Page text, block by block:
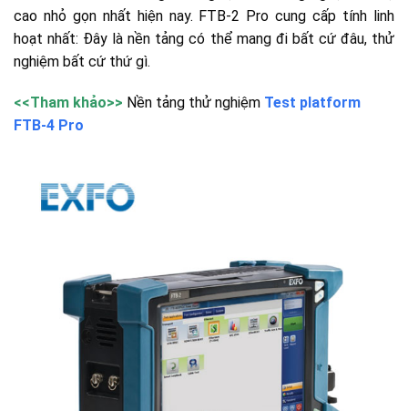
cao nhỏ gọn nhất hiện nay. FTB-2 Pro cung cấp tính linh
hoạt nhất: Đây là nền tảng có thể mang đi bất cứ đâu, thử
nghiệm bất cứ thứ gì.
<<Tham khảo>> Nền tảng thử nghiệm Test platform
FTB-4 Pro